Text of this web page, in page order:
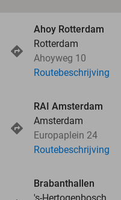
Ahoy Rotterdam
Rotterdam
Ahoyweg 10
Routebeschrijving
RAI Amsterdam
Amsterdam
Europaplein 24
Routebeschrijving
Brabanthallen
's-Hertogenbosch